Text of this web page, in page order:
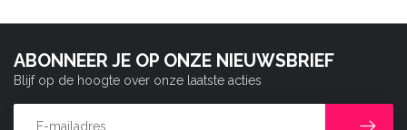
ABONNEER JE OP ONZE NIEUWSBRIEF
Blijf op de hoogte over onze laatste acties